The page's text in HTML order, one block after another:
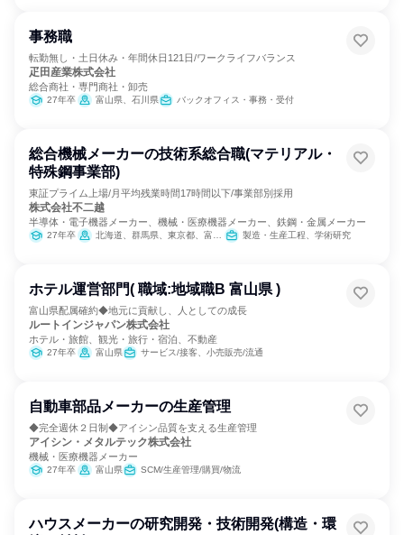
事務職
転勤無し・土日休み・年間休日121日/ワークライフバランス
疋田産業株式会社
総合商社・専門商社・卸売
27年卒 富山県、石川県 バックオフィス・事務・受付
総合機械メーカーの技術系総合職(マテリアル・
特殊鋼事業部)
東証プライム上場/月平均残業時間17時間以下/事業部別採用
株式会社不二越
半導体・電子機器メーカー、機械・医療機器メーカー、鉄鋼・金属メーカー
27年卒 北海道、群馬県、東京都、富山県、愛知県、大阪府、広島県、福岡県 製造・生産工程、学術研究
ホテル運営部門( 職域:地域職B 富山県 )
富山県配属確約◆地元に貢献し、人としての成長
ルートインジャパン株式会社
ホテル・旅館、観光・旅行・宿泊、不動産
27年卒 富山県 サービス/接客、小売販売/流通
自動車部品メーカーの生産管理
◆完全週休２日制◆アイシン品質を支える生産管理
アイシン・メタルテック株式会社
機械・医療機器メーカー
27年卒 富山県 SCM/生産管理/購買/物流
ハウスメーカーの研究開発・技術開発(構造・環